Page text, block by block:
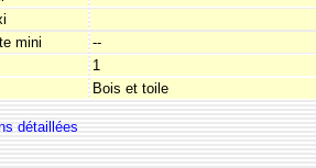
mini
--
1
Bois et toile